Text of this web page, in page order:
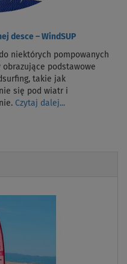
desce – WindSUP
niektórych pompowanych
obrazujące podstawowe
takie jak
się pod wiatr i
Czytaj dalej...